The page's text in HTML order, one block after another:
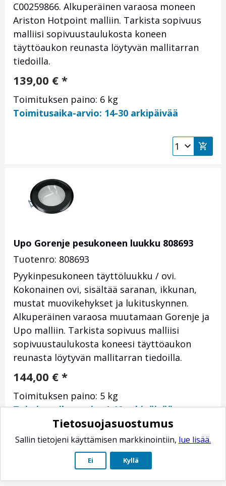
C00259866. Alkuperäinen varaosa moneen
Ariston Hotpoint malliin. Tarkista sopivuus
malliisi sopivuustaulukosta koneen
täyttöaukon reunasta löytyvän mallitarran
tiedoilla.
139,00 € *
Toimituksen paino: 6 kg
Toimitusaika-arvio: 14-30 arkipäivää
Upo Gorenje pesukoneen luukku 808693
Tuotenro: 808693
Pyykinpesukoneen täyttöluukku / ovi.
Kokonainen ovi, sisältää saranan, ikkunan,
mustat muovikehykset ja lukituskynnen.
Alkuperäinen varaosa muutamaan Gorenje ja
Upo malliin. Tarkista sopivuus malliisi
sopivuustaulukosta koneesi täyttöaukon
reunasta löytyvän mallitarran tiedoilla.
144,00 € *
Toimituksen paino: 5 kg
Toimitusaika-arvio: 4-10 arkipäivää
Tietosuojasuostumus
Sallin tietojeni käyttämisen markkinointiin, lue lisää.
Ei Kyllä